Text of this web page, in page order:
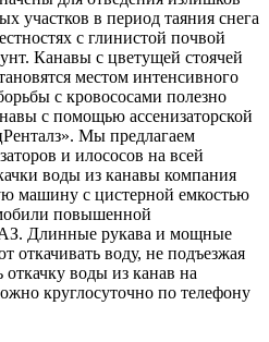
участков в период таяния снега
с глинистой почвой
Канавы с цветущей стоячей
местом интенсивного
с кровососами полезно
с помощью ассенизаторской
Мы предлагаем
и илососов на всей
воды из канавы компания
машину с цистерной емкостью
повышенной
Длинные рукава и мощные
откачивать воду, не подъезжая
откачку воды из канав на
круглосуточно по телефону